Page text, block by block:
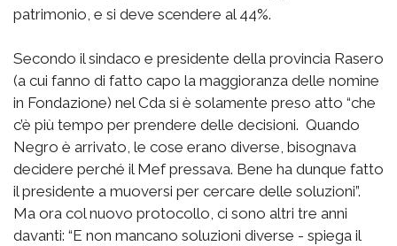
patrimonio, e si deve scendere al 44%.
Secondo il sindaco e presidente della provincia Rasero
(a cui fanno di fatto capo la maggioranza delle nomine
in Fondazione) nel Cda si è solamente preso atto “che
c’è più tempo per prendere delle decisioni. Quando
Negro è arrivato, le cose erano diverse, bisognava
decidere perché il Mef pressava. Bene ha dunque fatto
il presidente a muoversi per cercare delle soluzioni”.
Ma ora col nuovo protocollo, ci sono altri tre anni
davanti: “E non mancano soluzioni diverse - spiega il